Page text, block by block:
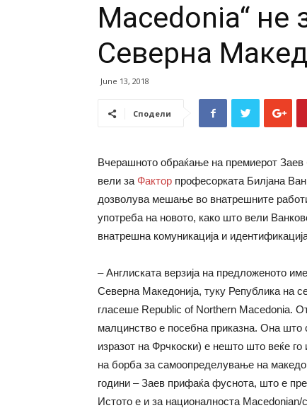
Macedonia“ не
Северна
June 13, 2018
Сподели
Вчерашното обраќање на премиерот Заев
вели за Фактор професорката Билјана
дозволува мешање во внатрешните
употреба на новото, како што вели
внатрешна комуникација и
– Англиската верзија на предложеното
Северна Македонија, туку Република на
гласеше Republic of Northern Macedonia.
малцинство е посебна приказна. Она што
изразот на Фрчкоски) е нешто што веќе
на борба за самоопределување на
години – Заев прифаќа фуснота, што е
Истото е и за националноста